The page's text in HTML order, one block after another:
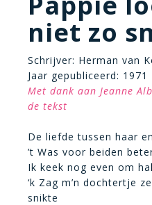
niet zo
Schrijver: Herman van
Jaar gepubliceerd: 1971
Met dank aan Jeanne
de tekst
De liefde tussen haar
’t Was voor beiden
Ik keek nog even om
‘k Zag m’n dochtertje
snikte